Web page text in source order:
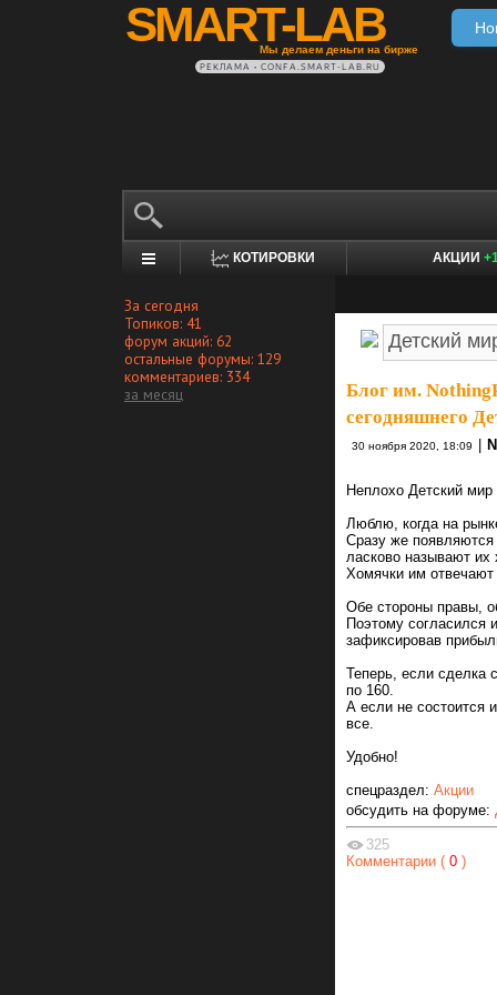
SMART-LAB
Мы делаем деньги на бирже
РЕКЛАМА • CONFA.SMART-LAB.RU
КОТИРОВКИ АКЦИИ
За сегодня
Топиков: 41
форум акций: 62
остальные форумы: 129
комментариев: 334
за месяц
Блог им.
сегодняшнего
30 ноября 2020, 18:09
Неплохо Детский мир
Люблю, когда на
Сразу же появляются
ласково называют их
Хомячки им
Обе стороны правы,
Поэтому согласился
зафиксировав
Теперь, если сделка
по 160.
А если не состоится
все.
Удобно!
спецраздел: Акции
обсудить на форуме:
325
Комментарии ( 0 )